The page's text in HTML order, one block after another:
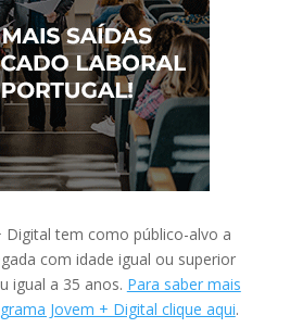
Digital tem como público-alvo a
com idade igual ou superior
igual a 35 anos. Para saber mais
Jovem + Digital clique aqui.